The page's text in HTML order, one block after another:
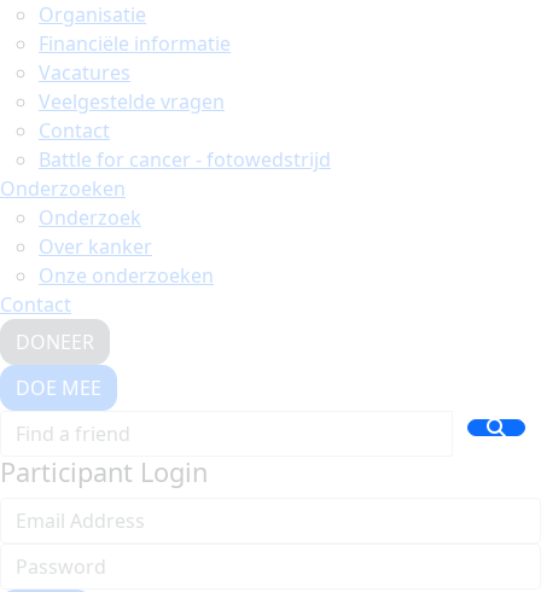
Organisatie
Financiële informatie
Vacatures
Veelgestelde vragen
Contact
Battle for cancer - fotowedstrijd
Onderzoeken
Onderzoek
Over kanker
Onze onderzoeken
Contact
DONEER
DOE MEE
Participant Login